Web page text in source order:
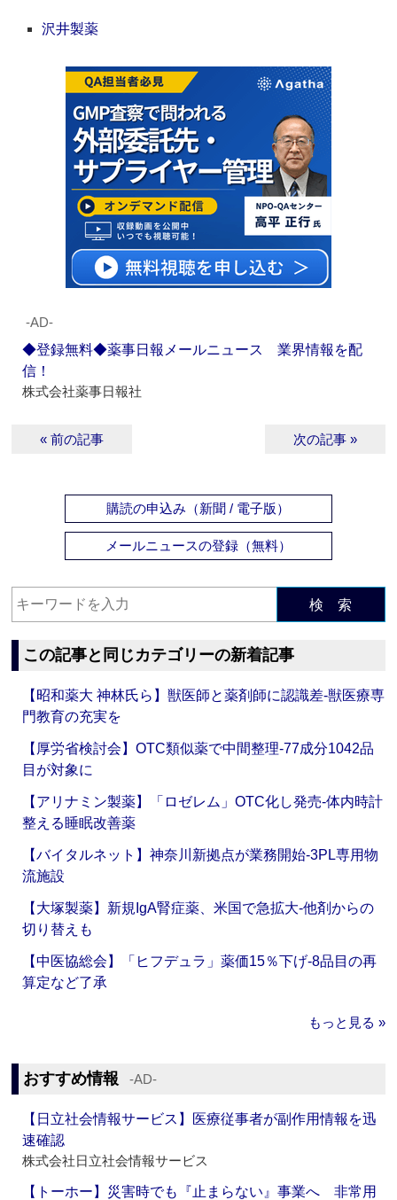
沢井製薬
‐AD‐
◆登録無料◆薬事日報メールニュース 業界情報を配
信！
株式会社薬事日報社
« 前の記事 次の記事 »
購読の申込み（新聞 / 電子版）
メールニュースの登録（無料）
検 索
この記事と同じカテゴリーの新着記事
【昭和薬大 神林氏ら】獣医師と薬剤師に認識差‐獣医療専
門教育の充実を
【厚労省検討会】OTC類似薬で中間整理‐77成分1042品
目が対象に
【アリナミン製薬】「ロゼレム」OTC化し発売‐体内時計
整える睡眠改善薬
【バイタルネット】神奈川新拠点が業務開始‐3PL専用物
流施設
【大塚製薬】新規IgA腎症薬、米国で急拡大‐他剤からの
切り替えも
【中医協総会】「ヒフデュラ」薬価15％下げ‐8品目の再
算定など了承
もっと見る »
おすすめ情報 ‐AD‐
【日立社会情報サービス】医療従事者が副作用情報を迅
速確認
株式会社日立社会情報サービス
【トーホー】災害時でも『止まらない』事業へ 非常用